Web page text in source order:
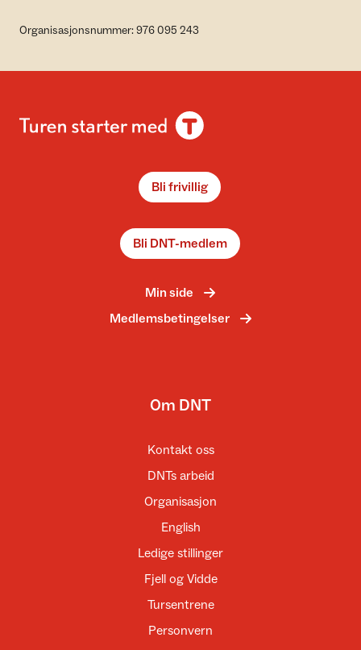
Organisasjonsnummer: 976 095 243
Bli frivillig
Bli DNT-medlem
Min side
Medlemsbetingelser
Om DNT
Kontakt oss
DNTs arbeid
Organisasjon
English
Ledige stillinger
Fjell og Vidde
Tursentrene
Personvern